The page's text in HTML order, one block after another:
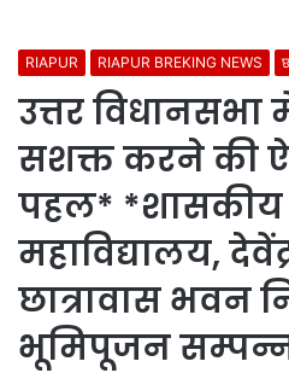
RIAPUR RIAPUR BREKING NEWS
उत्तर विधानसभा
सशक्त करने की
पहल* *शासकीय
महाविद्यालय,
छात्रावास भवन
भूमिपूजन